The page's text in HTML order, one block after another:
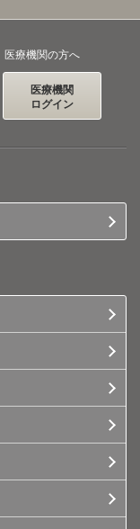
医療機関の方へ
医療機関
ログイン